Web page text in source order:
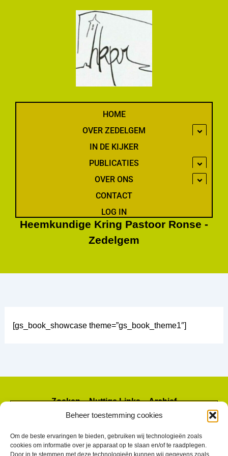
Beheer toestemming cookies
Om de beste ervaringen te bieden, gebruiken wij technologieën zoals
cookies om informatie over je apparaat op te slaan en/of te raadplegen.
Door in te stemmen met deze technologieën kunnen wij gegevens zoals
HOME
OVER ZEDELGEM
IN DE KIJKER
PUBLICATIES
OVER ONS
CONTACT
LOG IN
Heemkundige Kring Pastoor Ronse -
Zedelgem
[gs_book_showcase theme=”gs_book_theme1″]
Zoeken – Nuttige Links – Archief